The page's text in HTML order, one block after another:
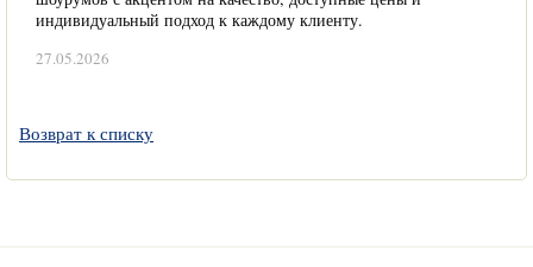
индивидуальный подход к каждому клиенту.
27.05.2026
Возврат к списку